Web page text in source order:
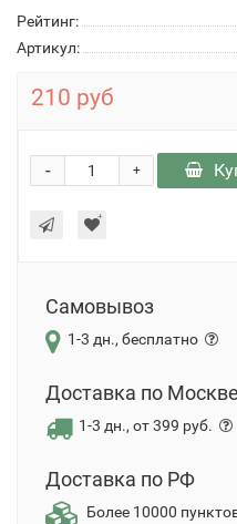
Рейтинг:
Артикул:
210 руб
+
-
Самовывоз
1-3 дн., бесплатно
Доставка по Москве
1-3 дн., от 399 руб.
Доставка по РФ
Более 10000